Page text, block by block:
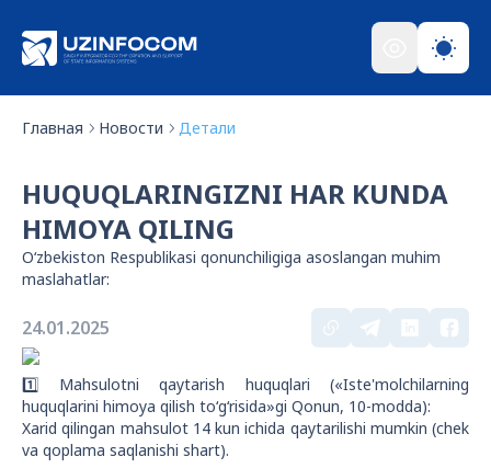
Главная Новости Детали
HUQUQLARINGIZNI HAR KUNDA
HIMOYA QILING
O‘zbekiston Respublikasi qonunchiligiga asoslangan muhim
maslahatlar:
24.01.2025
1️⃣ Mahsulotni qaytarish huquqlari («Iste'molchilarning
huquqlarini himoya qilish to‘g‘risida»gi Qonun, 10-modda):
Xarid qilingan mahsulot 14 kun ichida qaytarilishi mumkin (chek
va qoplama saqlanishi shart).